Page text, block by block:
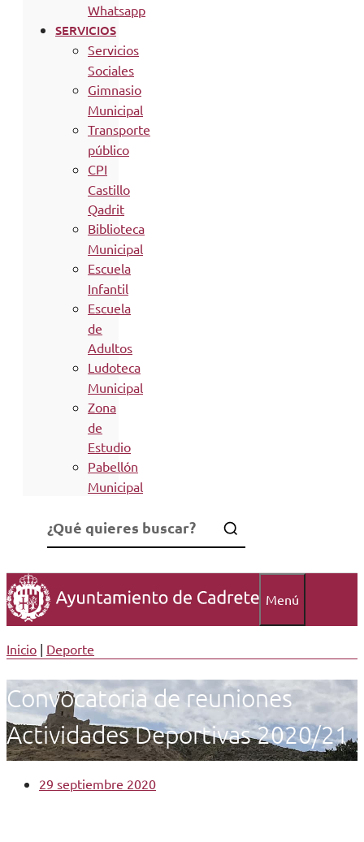
Whatsapp
SERVICIOS
Servicios
Sociales
Gimnasio
Municipal
Transporte
público
CPI
Castillo
Qadrit
Biblioteca
Municipal
Escuela
Infantil
Escuela
de
Adultos
Ludoteca
Municipal
Zona
de
Estudio
Pabellón
Municipal
Menú
Inicio | Deporte
Convocatoria de reuniones
Actividades Deportivas 2020/21
29 septiembre 2020